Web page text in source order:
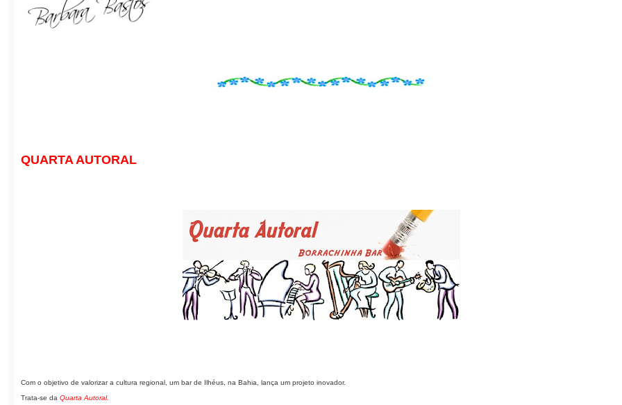
QUARTA AUTORAL
Com o objetivo de valorizar a cultura regional, um bar de Ilhéus, na Bahia, lança um projeto inovador.
Trata-se da Quarta Autoral.